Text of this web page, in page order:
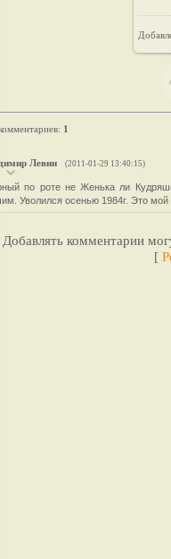
: 1
Левин (2011-01-29 13:40:15)
по роте не Женька ли
Уволился осенью 1984г. Это мой
Добавлять комментарии
[